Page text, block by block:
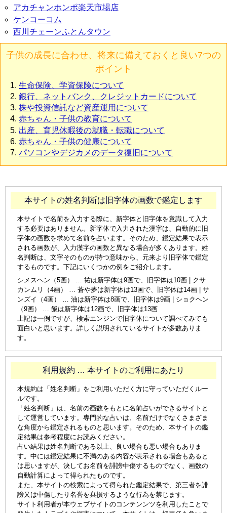
アカチャンホンポ楽天市場店
ケンコーコム
西川チェーンふとんタウン
子供の成長に合わせ、将来に備えておくと良い7つの
ポイント
生命保険、学資保険について
銀行、ネットバンク、クレジットカードについて
株や投資信託など資産運用について
赤ちゃん・子供の教育について
出産、育児休暇後の就職・転職について
赤ちゃん・子供の健康について
パソコンやデジカメのデータ復旧について
本サイトの姓名判断は旧字体の画数で鑑定します
本サイトで名前を入力する際に、新字体と旧字体を意識して入力
する必要はありません。新字体で入力された漢字は、自動的に旧
字体の画数を求めて名前を占います。そのため、鑑定結果で表示
される画数が、入力漢字の画数と異なる場合が多くあります。姓
名判断は、文字そのものが持つ意味から、元来より旧字体で鑑定
するものです。下記にいくつかの例をご紹介します。
シメスヘン（5画） … 祐は新字体は9画で、旧字体は10画 | クサ
カンムリ（4画） … 蒼や夢は新字体は13画で、旧字体は14画 | サ
ンズイ（4画） … 油は新字体は8画で、旧字体は9画 | ショクヘン
（9画） … 飯は新字体は12画で、旧字体は13画
上記は一例ですが、検索エンジンで旧字体について調べてみても
面白いと思います。詳しく説明されているサイトが多数ありま
す。
利用規約 … 本サイトのご利用にあたり
本規約は「姓名判断」をご利用いただく方に守っていただくルー
ルです。
「姓名判断」は、名前の画数をもとに名前占いができるサイトと
して運営しています。専門的な占いは、名前だけでなくさまざま
な角度から鑑定されるものと思います。そのため、本サイトの鑑
定結果は参考程度にお読みください。
占い結果は姓名判断である以上、良い場合も悪い場合もありま
す。中には鑑定結果に不満のある内容が表示される場合もあると
は思いますが、決してお名前を誹謗中傷するものでなく、画数の
自動計算によって得られたものです。
また、本サイトの検索によって得られた鑑定結果で、第三者を誹
謗又は中傷したり名誉を棄損するような行為を禁じます。
サイト利用者が本ウェブサイトのコンテンンツを利用したことで